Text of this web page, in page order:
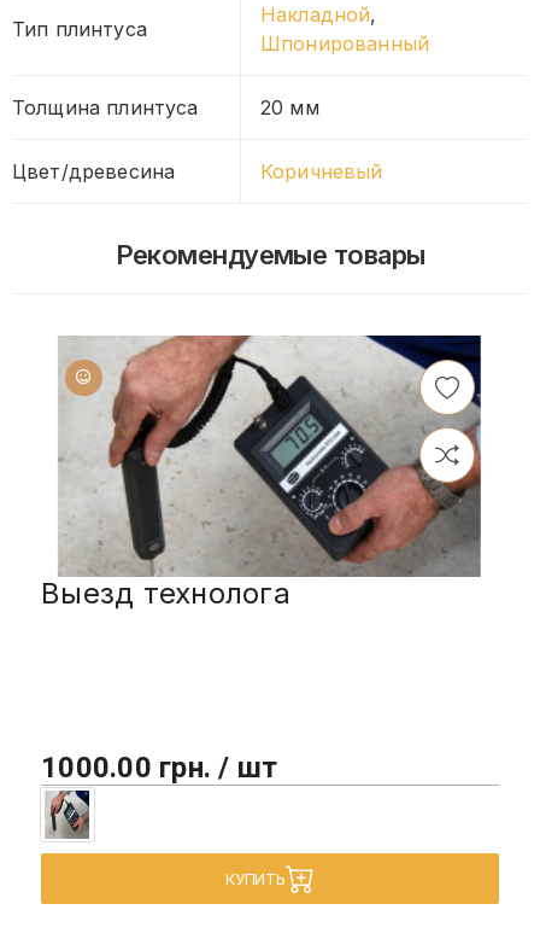
Тип плинтуса
Накладной,
Шпонированный
Толщина плинтуса 20 мм
Цвет/древесина Коричневый
Рекомендуемые товары
Выезд технолога
1000.00 грн. / шт
КУПИТЬ